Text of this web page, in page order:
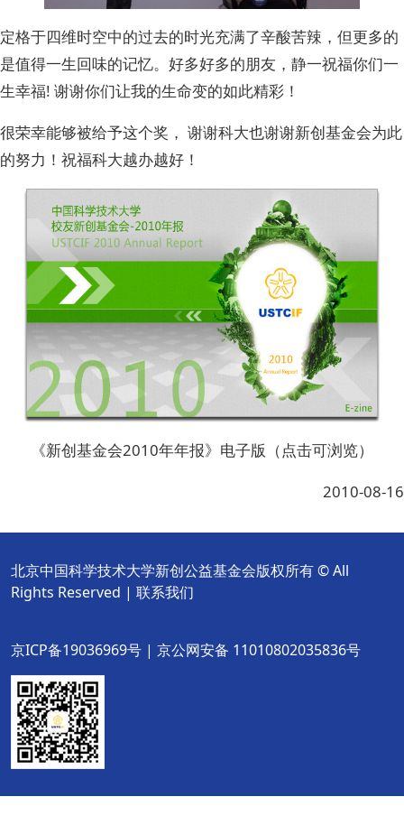
定格于四维时空中的过去的时光充满了辛酸苦辣，但更多的
是值得一生回味的记忆。好多好多的朋友，静一祝福你们一
生幸福! 谢谢你们让我的生命变的如此精彩！
很荣幸能够被给予这个奖， 谢谢科大也谢谢新创基金会为此
的努力！祝福科大越办越好！
《新创基金会2010年年报》电子版（点击可浏览）
2010-08-16
北京中国科学技术大学新创公益基金会版权所有 © All
Rights Reserved | 联系我们
京ICP备19036969号 | 京公网安备 11010802035836号